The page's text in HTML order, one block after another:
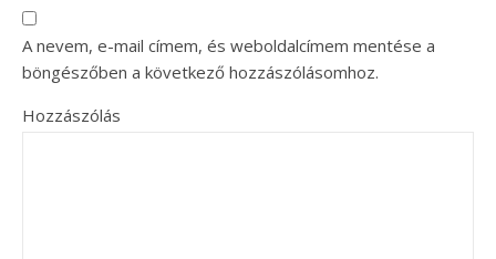
A nevem, e-mail címem, és weboldalcímem mentése a
böngészőben a következő hozzászólásomhoz.
Hozzászólás